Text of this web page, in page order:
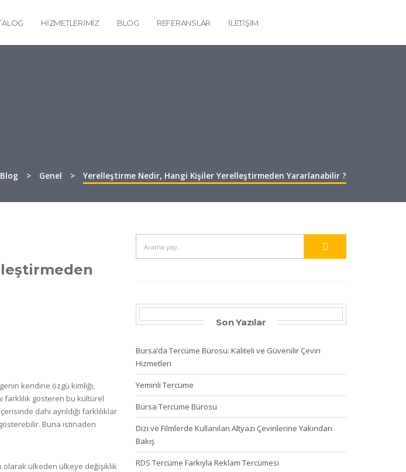
HIZMETLERIMIZ BLOG REFERANSLAR İLETIŞIM
Blog > Genel > Yerelleştirme Nedir, Hangi Kişiler Yerelleştirmeden Yararlanabilir ?
kendine özgü kimliği,
gösteren bu kültürel
dahi ayrıldığı farklılıklar
Buna istinaden
olarak ülkeden ülkeye değişiklik
Son Yazılar
Bursa’da Tercüme Bürosu: Kaliteli ve Güvenilir Çeviri
Hizmetleri
Yeminli Tercüme
Bursa Tercüme Bürosu
Dizi ve Filmlerde Kullanılan Altyazı Çevirilerine Yakından
Bakış
RDS Tercüme Farkıyla Reklam Tercümesi